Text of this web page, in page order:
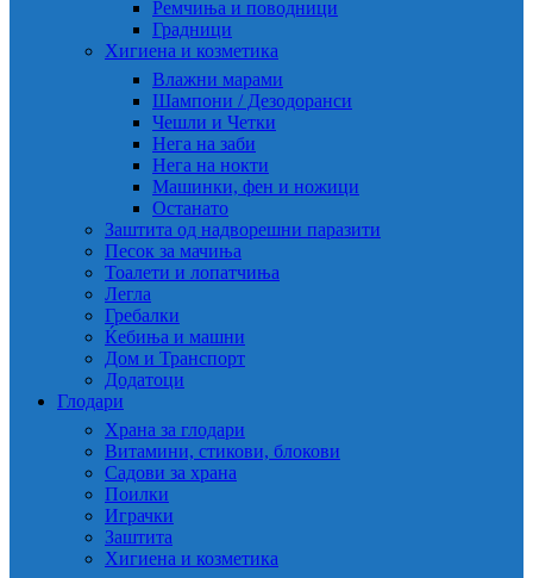
Ремчиња и поводници
Градници
Хигиена и козметика
Влажни марами
Шампони / Дезодоранси
Чешли и Четки
Нега на заби
Нега на нокти
Машинки, фен и ножици
Останато
Заштита од надворешни паразити
Песок за мачиња
Тоалети и лопатчиња
Легла
Гребалки
Ќебиња и машни
Дом и Транспорт
Додатоци
Глодари
Храна за глодари
Витамини, стикови, блокови
Садови за храна
Поилки
Играчки
Заштита
Хигиена и козметика